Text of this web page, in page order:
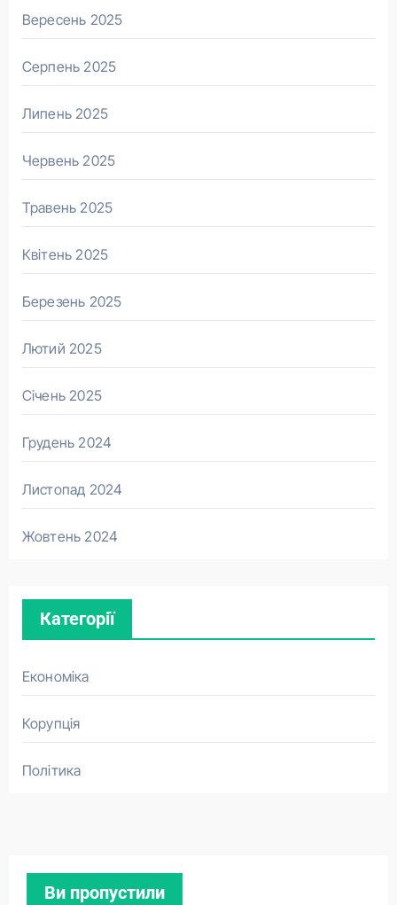
Вересень 2025
Серпень 2025
Липень 2025
Червень 2025
Травень 2025
Квітень 2025
Березень 2025
Лютий 2025
Січень 2025
Грудень 2024
Листопад 2024
Жовтень 2024
Категорії
Економіка
Корупція
Політика
Ви пропустили